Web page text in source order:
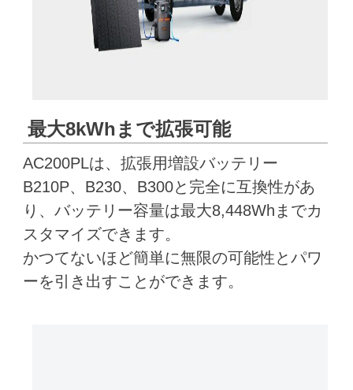
最大8kWhまで拡張可能
AC200PLは、拡張用増設バッテリー
B210P、B230、B300と完全に互換性があ
り、バッテリー容量は最大8,448Whまでカ
スタマイズできます。
かつてないほど簡単に無限の可能性とパワ
ーを引き出すことができます。